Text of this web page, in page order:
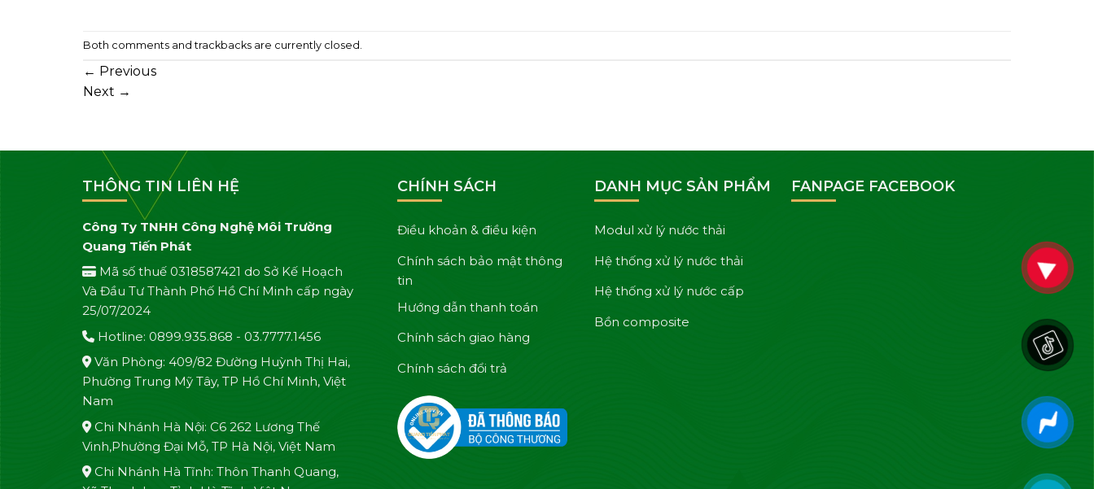
Both comments and trackbacks are currently closed.
← Previous
Next →
THÔNG TIN LIÊN HỆ
Công Ty TNHH Công Nghệ Môi Trường
Quang Tiến Phát
Mã số thuế 0318587421 do Sở Kế Hoạch
Và Đầu Tư Thành Phố Hồ Chí Minh cấp ngày
25/07/2024
Hotline: 0899.935.868 - 03.7777.1456
Văn Phòng: 409/82 Đường Huỳnh Thị Hai,
Phường Trung Mỹ Tây, TP Hồ Chí Minh, Việt
Nam
Chi Nhánh Hà Nội: C6 262 Lương Thế
Vinh,Phường Đại Mỗ, TP Hà Nội, Việt Nam
Chi Nhánh Hà Tĩnh: Thôn Thanh Quang,
CHÍNH SÁCH
Điều khoản & điều kiện
Chính sách bảo mật thông
tin
Hướng dẫn thanh toán
Chính sách giao hàng
Chính sách đổi trả
DANH MỤC SẢN PHẨM
Modul xử lý nước thải
Hệ thống xử lý nước thải
Hệ thống xử lý nước cấp
Bồn composite
FANPAGE FACEBOOK